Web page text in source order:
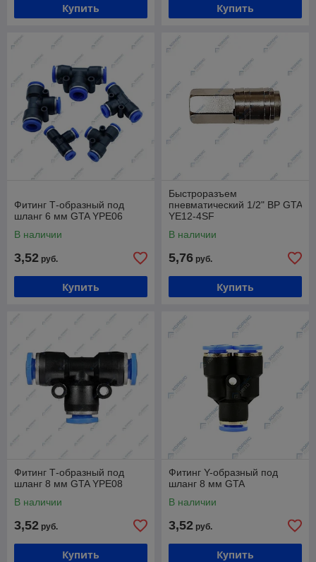
Купить Купить
Фитинг Т-образный под
шланг 6 мм GTA YPE06
В наличии
3,52 руб.
Купить
Быстроразъем
пневматический 1/2" ВP GTA
YE12-4SF
В наличии
5,76 руб.
Купить
Фитинг Т-образный под
шланг 8 мм GTA YPE08
В наличии
3,52 руб.
Купить
Фитинг Y-образный под
шланг 8 мм GTA
В наличии
3,52 руб.
Купить